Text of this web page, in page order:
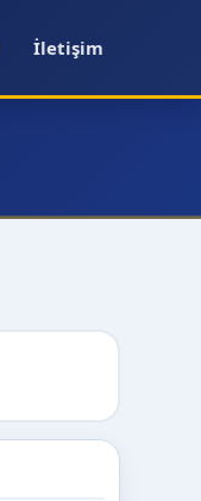
İletişim